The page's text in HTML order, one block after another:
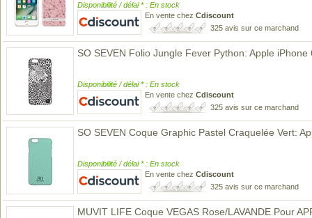
Disponibilité / délai * : En stock
En vente chez Cdiscount
325 avis sur ce marchand
SO SEVEN Folio Jungle Fever Python: Apple iPhone
Disponibilité / délai * : En stock
En vente chez Cdiscount
325 avis sur ce marchand
SO SEVEN Coque Graphic Pastel Craquelée Vert:
Disponibilité / délai * : En stock
En vente chez Cdiscount
325 avis sur ce marchand
MUVIT LIFE Coque VEGAS Rose/LAVANDE Pour